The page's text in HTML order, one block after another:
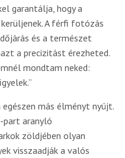
garantálja, hogy a
A férfi fotózás
és a természet
a precizitást érezheted.
mondtam neked:
más élményt nyújt.
part aranyló
zöldjében olyan
visszaadják a valós